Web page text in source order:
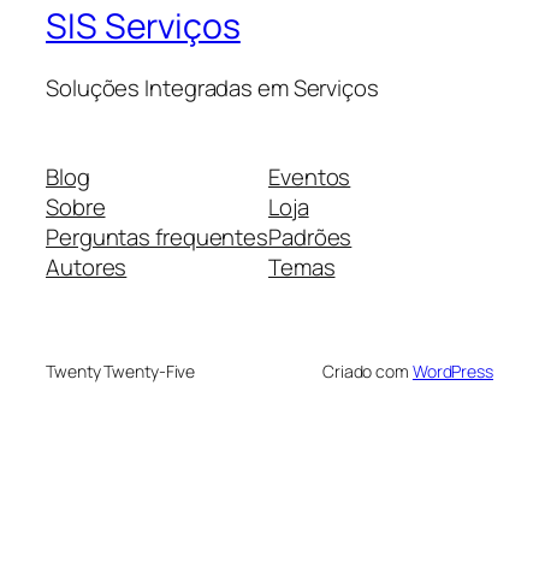
SIS Serviços
Soluções Integradas em Serviços
Blog
Sobre
Perguntas frequentes
Autores
Eventos
Loja
Padrões
Temas
Twenty Twenty-Five Criado com WordPress